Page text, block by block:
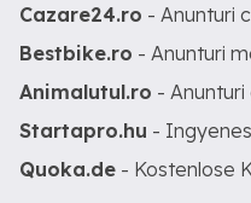
Cazare24.ro - Anunturi
Bestbike.ro - Anunturi
Animalutul.ro -
Startapro.hu -
Quoka.de - Kostenlose